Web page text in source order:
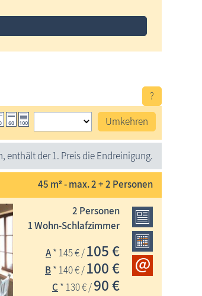
?
Umkehren
enthält der 1. Preis die Endreinigung.
45 m² - max. 2 + 2 Personen
2 Personen
1 Wohn-Schlafzimmer
A* 145 € /105 €
B* 140 € /100 €
C * 130 € /90 €